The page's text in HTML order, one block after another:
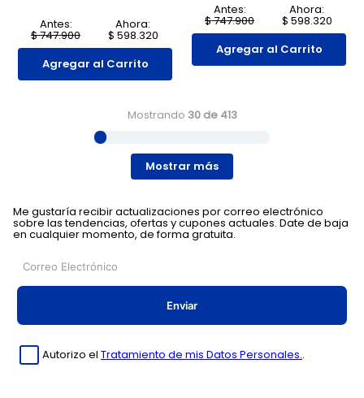
Antes:
$747.900
Ahora:
$ 598.320
Agregar al Carrito
Antes:
$747.900
Ahora:
$ 598.320
Agregar al Carrito
Mostrando 30 de 413
Mostrar más
Me gustaría recibir actualizaciones por correo electrónico
sobre las tendencias, ofertas y cupones actuales. Date de baja
en cualquier momento, de forma gratuita.
Enviar
Autorizo el Tratamiento de mis Datos Personales..